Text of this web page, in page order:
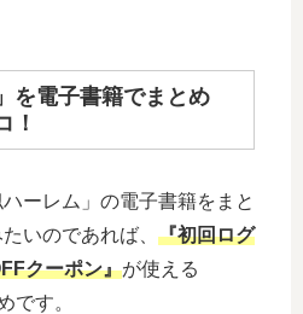
を電子書籍でまとめ
！
ーレム」の電子書籍をまと
いのであれば、 『初回ログ
クーポン』が使える
です。